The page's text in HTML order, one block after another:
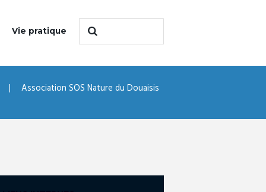
Vie pratique
Association SOS Nature du Douaisis